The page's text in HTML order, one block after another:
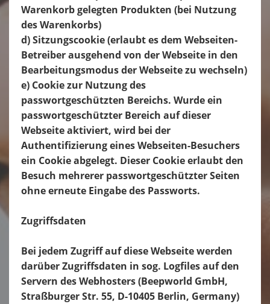
Warenkorb gelegten Produkten (bei Nutzung
des Warenkorbs)
d) Sitzungscookie (erlaubt es dem Webseiten-
Betreiber ausgehend von der Webseite in den
Bearbeitungsmodus der Webseite zu wechseln)
e) Cookie zur Nutzung des
passwortgeschützten Bereichs. Wurde ein
passwortgeschützter Bereich auf dieser
Webseite aktiviert, wird bei der
Authentifizierung eines Webseiten-Besuchers
ein Cookie abgelegt. Dieser Cookie erlaubt den
Besuch mehrerer passwortgeschützter Seiten
ohne erneute Eingabe des Passworts.
Zugriffsdaten
Bei jedem Zugriff auf diese Webseite werden
darüber Zugriffsdaten in sog. Logfiles auf den
Servern des Webhosters (Beepworld GmbH,
Straßburger Str. 55, D-10405 Berlin, Germany)